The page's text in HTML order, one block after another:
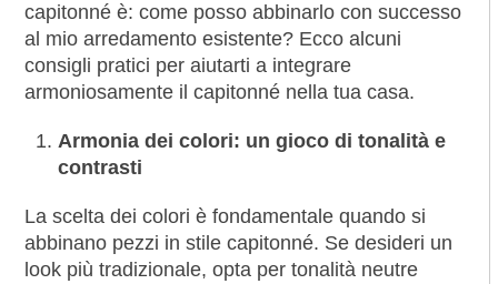
capitonné è: come posso abbinarlo con successo
al mio arredamento esistente? Ecco alcuni
consigli pratici per aiutarti a integrare
armoniosamente il capitonné nella tua casa.
Armonia dei colori: un gioco di tonalità e
contrasti
La scelta dei colori è fondamentale quando si
abbinano pezzi in stile capitonné. Se desideri un
look più tradizionale, opta per tonalità neutre